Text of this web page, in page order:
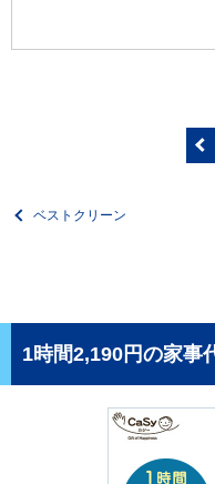
ベストクリーン
1時間2,190円の家事